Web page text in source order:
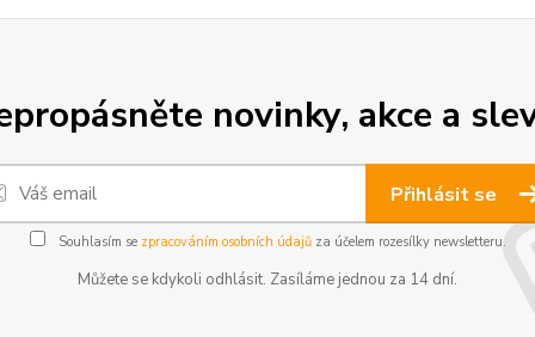
novinky, akce a
Přihlásit se
Souhlasím se zpracováním osobních údajůza účelem rozesílky newsletteru.
Můžete se kdykoli odhlásit. Zasíláme jednou za 14 dní.